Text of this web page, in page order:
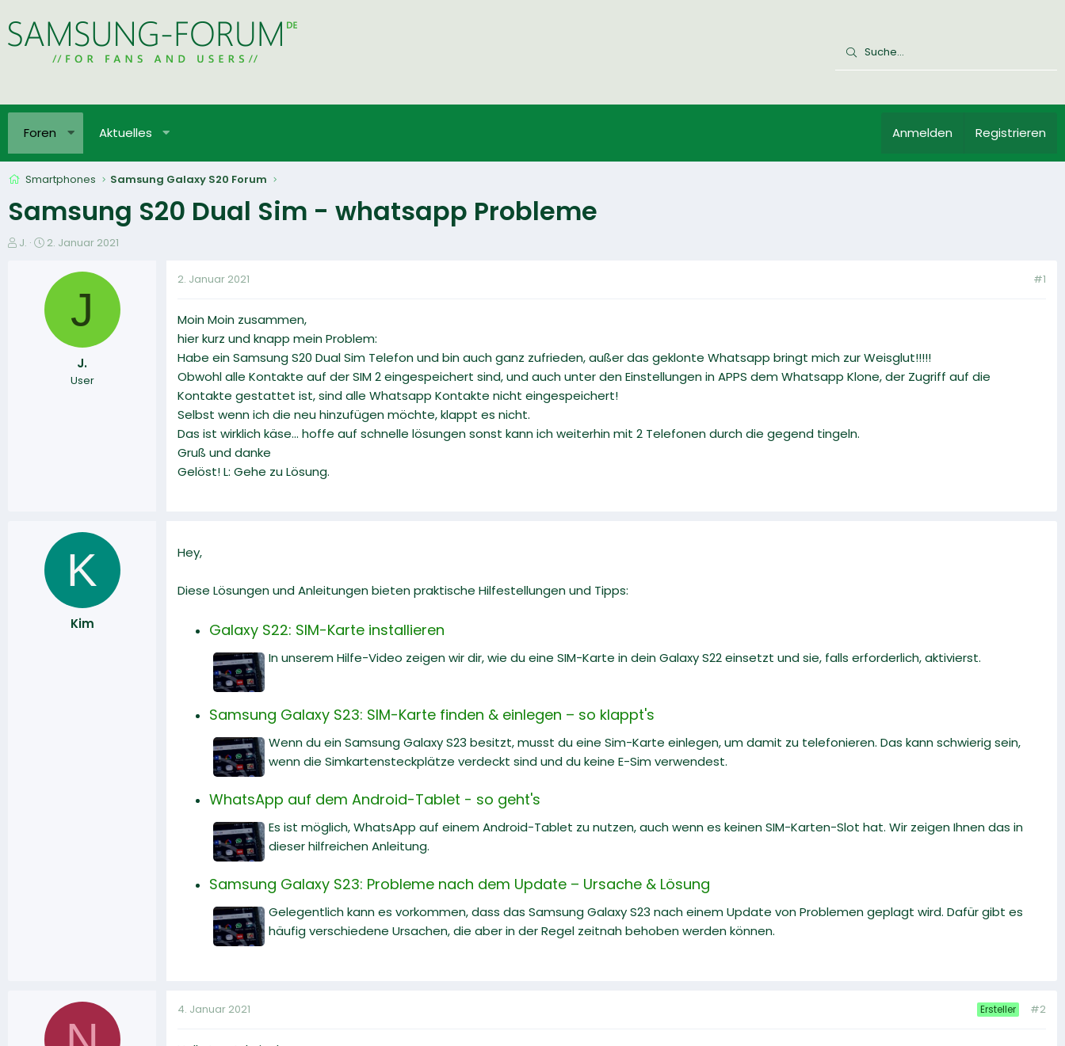
Foren Aktuelles Anmelden Registrieren
Smartphones Samsung Galaxy S20 Forum
Samsung S20 Dual Sim - whatsapp Probleme
E
J.
E
t
l
2. Januar 2021
J
J.
User
2. Januar 2021 #1
Moin Moin zusammen,
hier kurz und knapp mein Problem:
Habe ein Samsung S20 Dual Sim Telefon und bin auch ganz zufrieden, außer das geklonte Whatsapp bringt mich zur Weisglut!!!!!
Obwohl alle Kontakte auf der SIM 2 eingespeichert sind, und auch unter den Einstellungen in APPS dem Whatsapp Klone, der Zugriff auf die
Kontakte gestattet ist, sind alle Whatsapp Kontakte nicht eingespeichert!
Selbst wenn ich die neu hinzufügen möchte, klappt es nicht.
Das ist wirklich käse... hoffe auf schnelle lösungen sonst kann ich weiterhin mit 2 Telefonen durch die gegend tingeln.
Gruß und danke
Gelöst! L: Gehe zu Lösung.
K
Kim
Hey,
Diese Lösungen und Anleitungen bieten praktische Hilfestellungen und Tipps:
Galaxy S22: SIM-Karte installieren
In unserem Hilfe-Video zeigen wir dir, wie du eine SIM-Karte in dein Galaxy S22 einsetzt und sie, falls erforderlich, aktivierst.
Samsung Galaxy S23: SIM-Karte finden & einlegen – so klappt's
Wenn du ein Samsung Galaxy S23 besitzt, musst du eine Sim-Karte einlegen, um damit zu telefonieren. Das kann schwierig sein,
wenn die Simkartensteckplätze verdeckt sind und du keine E-Sim verwendest.
WhatsApp auf dem Android-Tablet - so geht's
Es ist möglich, WhatsApp auf einem Android-Tablet zu nutzen, auch wenn es keinen SIM-Karten-Slot hat. Wir zeigen Ihnen das in
dieser hilfreichen Anleitung.
Samsung Galaxy S23: Probleme nach dem Update – Ursache & Lösung
Gelegentlich kann es vorkommen, dass das Samsung Galaxy S23 nach einem Update von Problemen geplagt wird. Dafür gibt es
häufig verschiedene Ursachen, die aber in der Regel zeitnah behoben werden können.
4. Januar 2021 Ersteller #2